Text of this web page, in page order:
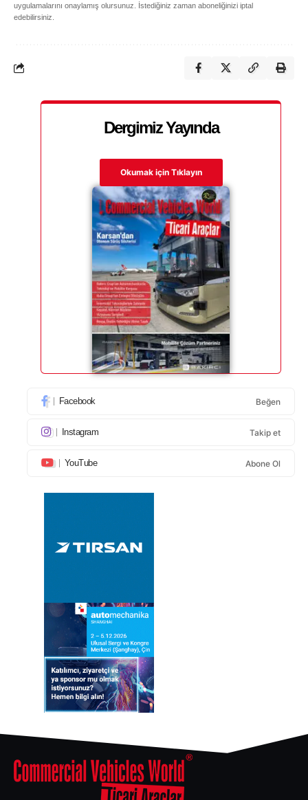
uygulamalarını onaylamış olursunuz. İstediğiniz zaman aboneliğinizi iptal
edebilirsiniz.
Dergimiz Yayında
Okumak için Tıklayın
Facebook Beğen
Instagram Takip et
YouTube Abone Ol